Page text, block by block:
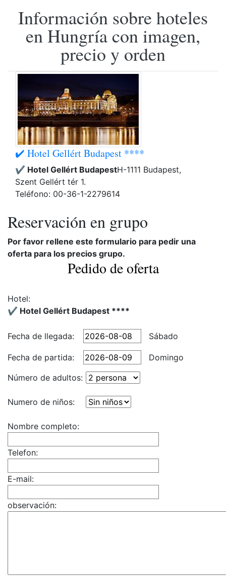
Información sobre hoteles
en Hungría con imagen,
precio y orden
✔️ Hotel Gellért Budapest ****
✔️ Hotel Gellért BudapestH-1111 Budapest,
Szent Gellért tér 1.
Teléfono: 00-36-1-2279614
Reservación en grupo
Por favor rellene este formulario para pedir una
oferta para los precios grupo.
Pedido de oferta
Hotel:
✔️ Hotel Gellért Budapest ****
Fecha de llegada: Sábado
Fecha de partida:
Domingo
Número de adultos:
Numero de niños:
Nombre completo:
Telefon:
E-mail:
observación: